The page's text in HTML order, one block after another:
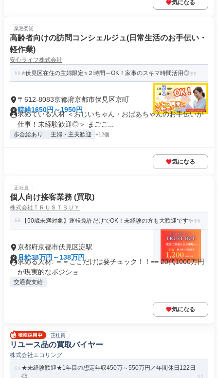
気になる
業務委託
高齢者向けの訪問コンシェルジュ(日常生活のお手伝い・
軽作業)
安心ライフ株式会社
⭐伏見区在住の主婦限定⭐２時間～OK！家事のスキマ時間活用◎
〒612-8083京都府京都市伏見区京町
時給1650円～1950円
求めている人材 ＜おじいちゃん・おばあちゃんのお手伝いが
仕事！未経験歓迎◎＞ まごこ...
歩合給あり 主婦・主夫歓迎 +12個
気になる
正社員
個人向け接客業務 (買取)
株式会社ＴＲＵＳＴＢＵＹ
【50歳未満対象】運転免許だけでOK！未経験の方も大歓迎です✨
京都府京都市伏見区淀駅
月給38万円～138万円
求める人材: ＝＝ここだけは要チェック！！== 20代1000万円
が現実的なポジショ...
交通費支給
気になる
正社員
リユース品の買取バイヤー
株式会社エコリング
★未経験歓迎★1年目の想定年収450万～550万円／年間休日122日
◎